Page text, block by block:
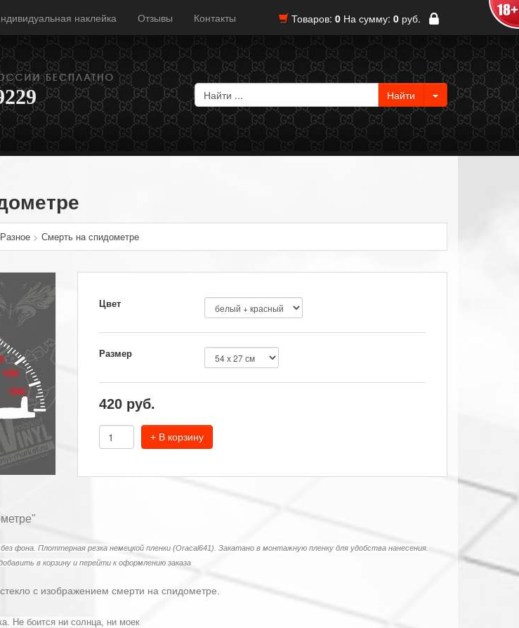
Товаров: 0 На сумму: 0 руб.
наклейка Отзывы Контакты
Разное> Смерть на спидометре
Цвет
Размер
420руб.
+ В корзину
без фона. Плоттерная резка немецкой пленки (Oracal641). Закатано в монтажную пленку для удобства нанесения.
в корзину и перейти к оформлению заказа
с изображением смерти на спидометре.
Не боится ни солнца, ни моек